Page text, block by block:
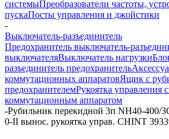
системыПреобразователи частоты,
пускаПосты управления и джойстики
-
Выключатель-разъединитель
Предохранитель выключатель-
выключателяВыключатель нагрузки
разъединитель предохранитель
коммутационных аппаратовЯщик с
предохранителемРукоятка управления
коммутационным аппаратом
-Рубильник перекидной 3п NH40-400/
0-II вынос. рукоятка управ. CHINT